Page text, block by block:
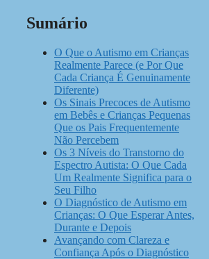
Sumário
O Que o Autismo em Crianças
Realmente Parece (e Por Que
Cada Criança É Genuinamente
Diferente)
Os Sinais Precoces de Autismo
em Bebês e Crianças Pequenas
Que os Pais Frequentemente
Não Percebem
Os 3 Níveis do Transtorno do
Espectro Autista: O Que Cada
Um Realmente Significa para o
Seu Filho
O Diagnóstico de Autismo em
Crianças: O Que Esperar Antes,
Durante e Depois
Avançando com Clareza e
Confiança Após o Diagnóstico